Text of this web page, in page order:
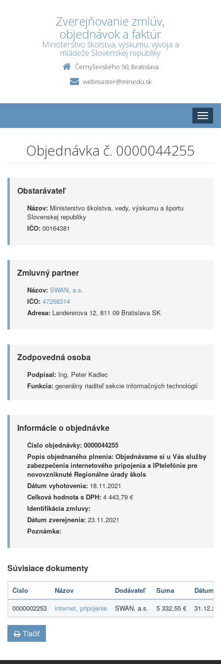
Zverejňovanie zmlúv,
objednávok a faktúr
Ministerstvo školstva, výskumu, vývoja a
mládeže Slovenskej republiky
Černyševského 50, Bratislava
webmaster@minedu.sk
Toggle
Objednávka č. 0000044255
Obstarávateľ
Názov: Ministerstvo školstva, vedy, výskumu a športu
Slovenskej republiky
IČO: 00164381
Zmluvný partner
Názov: SWAN, a.s.
IČO: 47258314
Adresa: Landererova 12, 811 09 Bratislava SK
Zodpovedná osoba
Podpísal: Ing. Peter Kadlec
Funkcia: generálny riaditeľ sekcie informačných technológií
Informácie o objednávke
Číslo objednávky: 0000044255
Popis objednaného plnenia: Objednávame si u Vás služby
zabezpečenia internetového pripojenia a IPtelefónie pre
novovzniknuté Regionálne úrady škols
Dátum vyhotovenia: 18.11.2021
Celková hodnota s DPH: 4 443,79 €
Identifikácia zmluvy:
Dátum zverejnenia: 23.11.2021
Poznámka:
Súvisiace dokumenty
Číslo Názov Dodávateľ Suma
Dátum
0000002253
internet, pripojenie SWAN, a.s. 5 332,55 €
Tlačiť